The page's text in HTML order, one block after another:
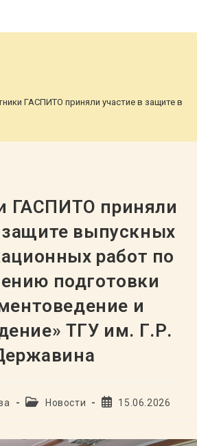
ГАСПИТО приняли участие в защите
ГАСПИТО приняли
защите выпускных
работ по
подготовки
и
ТГУ им. Г.Р.
РубрикаНовости
Запись15.06.2026